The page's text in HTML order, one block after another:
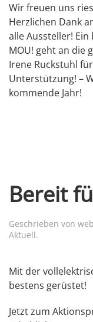
Wir freuen uns
Herzlichen Dank
alle Aussteller! Ein
MOU! geht an die
Irene Ruckstuhl
Unterstützung! –
kommende Jahr!
Bereit
Geschrieben von
Aktuell.
Mit der
bestens gerüstet!
Jetzt zum